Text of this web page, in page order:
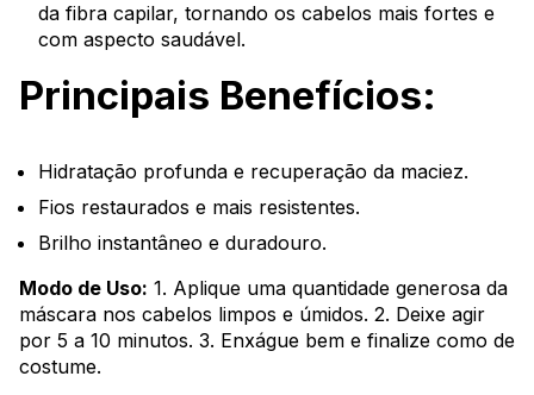
da fibra capilar, tornando os cabelos mais fortes e
com aspecto saudável.
Principais Benefícios:
Hidratação profunda e recuperação da maciez.
Fios restaurados e mais resistentes.
Brilho instantâneo e duradouro.
Modo de Uso: 1. Aplique uma quantidade generosa da
máscara nos cabelos limpos e úmidos. 2. Deixe agir
por 5 a 10 minutos. 3. Enxágue bem e finalize como de
costume.